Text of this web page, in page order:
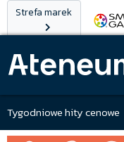
Strefa marek
Tygodniowe hity cenowe